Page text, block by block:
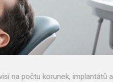
na počtu korunek, implantátů a